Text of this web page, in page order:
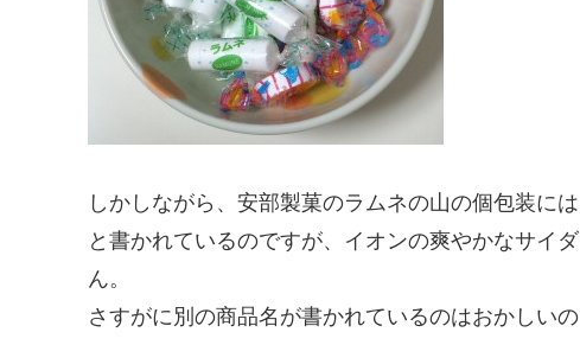
しかしながら、安部製菓のラムネの山の個包装に
と書かれているのですが、イオンの爽やかなサイ
ん。
さすがに別の商品名が書かれているのはおかしい